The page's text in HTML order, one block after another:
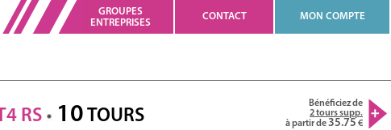
GROUPES
ENTREPRISES
CONTACT MON COMPTE
Bénéficiez de
2 tours supp.
à partir de35.75
RS 10 TOURS